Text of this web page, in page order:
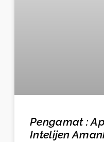
Pengamat :
Intelijen